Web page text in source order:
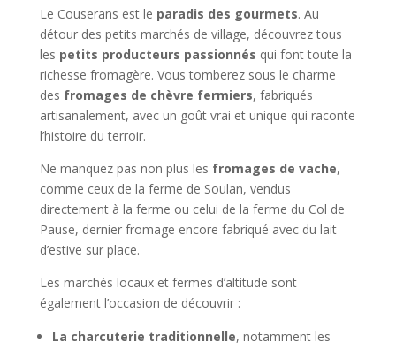
Le Couserans est le paradis des gourmets. Au
détour des petits marchés de village, découvrez tous
les petits producteurs passionnés qui font toute la
richesse fromagère. Vous tomberez sous le charme
des fromages de chèvre fermiers, fabriqués
artisanalement, avec un goût vrai et unique qui raconte
l’histoire du terroir.
Ne manquez pas non plus les fromages de vache,
comme ceux de la ferme de Soulan, vendus
directement à la ferme ou celui de la ferme du Col de
Pause, dernier fromage encore fabriqué avec du lait
d’estive sur place.
Les marchés locaux et fermes d’altitude sont
également l’occasion de découvrir :
La charcuterie traditionnelle, notamment les